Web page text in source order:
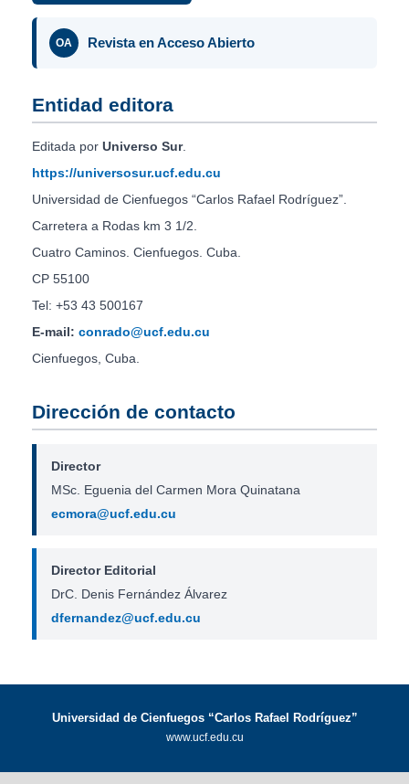
OA Revista en Acceso Abierto
Entidad editora
Editada por Universo Sur.
https://universosur.ucf.edu.cu
Universidad de Cienfuegos “Carlos Rafael Rodríguez”.
Carretera a Rodas km 3 1/2.
Cuatro Caminos. Cienfuegos. Cuba.
CP 55100
Tel: +53 43 500167
E-mail: conrado@ucf.edu.cu
Cienfuegos, Cuba.
Dirección de contacto
Director
MSc. Eguenia del Carmen Mora Quinatana
ecmora@ucf.edu.cu
Director Editorial
DrC. Denis Fernández Álvarez
dfernandez@ucf.edu.cu
Universidad de Cienfuegos “Carlos Rafael Rodríguez”
www.ucf.edu.cu